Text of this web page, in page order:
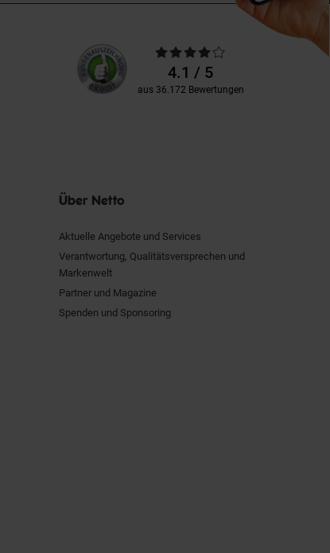
Unsere
Kundenbewertungen
Durchschnittliche
Bewertungen4.1 / 5
aus 36.172 Bewertungen
Über Netto
Aktuelle Angebote und Services
Verantwortung, Qualitätsversprechen und
Markenwelt
Partner und Magazine
Spenden und Sponsoring